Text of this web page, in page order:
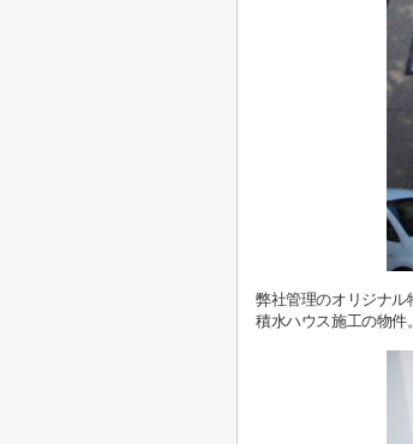
弊社管理のオリジナル
積水ハウス施工の物件